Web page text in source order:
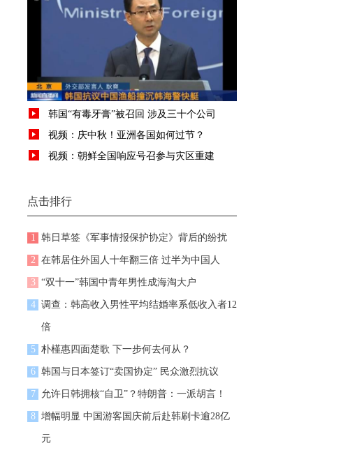
韩国“有毒牙膏”被召回 涉及三十个公司
视频：庆中秋！亚洲各国如何过节？
视频：朝鲜全国响应号召参与灾区重建
点击排行
1 韩日草签《军事情报保护协定》背后的纷扰
2 在韩居住外国人十年翻三倍 过半为中国人
3 “双十一”韩国中青年男性成海淘大户
4 调查：韩高收入男性平均结婚率系低收入者12
倍
5 朴槿惠四面楚歌 下一步何去何从？
6 韩国与日本签订“卖国协定” 民众激烈抗议
7 允许日韩拥核“自卫”？特朗普：一派胡言！
8 增幅明显 中国游客国庆前后赴韩刷卡逾28亿
元